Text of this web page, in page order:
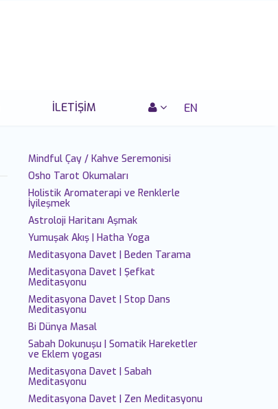
EN
İLETIŞIM
Mindful Çay / Kahve Seremonisi
Osho Tarot Okumaları
Holistik Aromaterapi ve Renklerle
İyileşmek
Astroloji Haritanı Aşmak
Yumuşak Akış | Hatha Yoga
Meditasyona Davet | Beden Tarama
Meditasyona Davet | Şefkat
Meditasyonu
Meditasyona Davet | Stop Dans
Meditasyonu
Bi Dünya Masal
Sabah Dokunuşu | Somatik Hareketler
ve Eklem yogası
Meditasyona Davet | Sabah
Meditasyonu
Meditasyona Davet | Zen Meditasyonu